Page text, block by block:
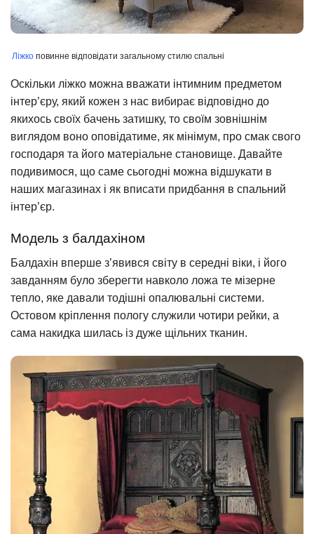
Ліжко повинне відповідати загальному стилю спальні
Оскільки ліжко можна вважати інтимним предметом
інтер’єру, який кожен з нас вибирає відповідно до
якихось своїх бачень затишку, то своїм зовнішнім
виглядом воно оповідатиме, як мінімум, про смак свого
господаря та його матеріальне становище. Давайте
подивимося, що саме сьогодні можна відшукати в
наших магазинах і як вписати придбання в спальний
інтер’єр.
Модель з балдахіном
Балдахін вперше з’явився світу в середні віки, і його
завданням було зберегти навколо ложа те мізерне
тепло, яке давали тодішні опалювальні системи.
Остовом кріплення пологу служили чотири рейки, а
сама накидка шилась із дуже щільних тканин.